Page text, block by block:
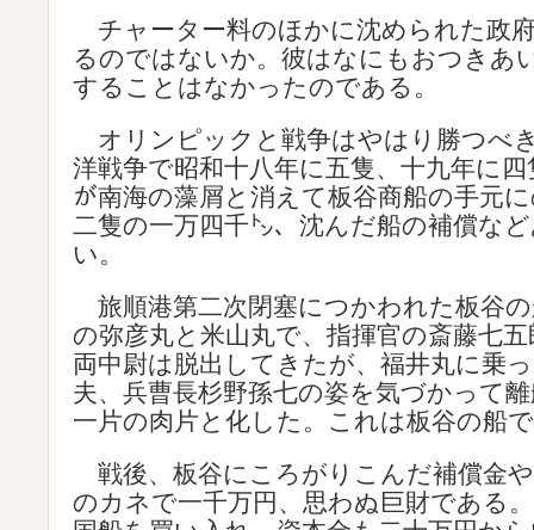
チャーター料のほかに沈められた政
るのではないか。彼はなにもおつきあ
することはなかったのである。
オリンピックと戦争はやはり勝つべ
洋戦争で昭和十八年に五隻、十九年に
が南海の藻屑と消えて板谷商船の手元
二隻の一万四千㌧、沈んだ船の補償な
い。
旅順港第二次閉塞につかわれた板谷
の弥彦丸と米山丸で、指揮官の斎藤七
両中尉は脱出してきたが、福井丸に乗
夫、兵曹長杉野孫七の姿を気づかって
一片の肉片と化した。これは板谷の船
戦後、板谷にころがりこんだ補償金
のカネで一千万円、思わぬ巨財である